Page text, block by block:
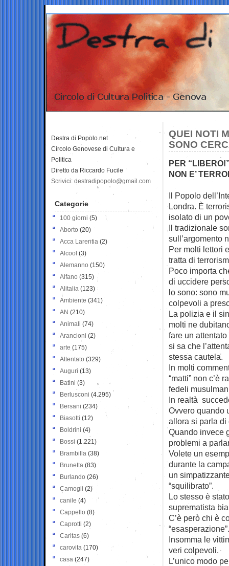
QUEI NOTI
SONO
PER
NON E’
Il Popolo
Londra. È
isolato di un
Il tradizionale
sull’argomento
Per molti lettori
tratta di
Poco importa
di uccidere
lo sono: sono
colpevoli a
La polizia e il
molti ne
fare un
si sa che
stessa cautela.
In molti
“matti” non c’è
fedeli
In realtà
Ovvero quando
allora si parla di
Quando invece
problemi a
Volete un
durante la
un
“squilibrato”.
Lo stesso è
suprematista
C’è però chi è
Insomma le
veri colpevoli.
L’unico modo
Destra di Popolo.net
Circolo Genovese di Cultura e
Politica
Diretto da Riccardo Fucile
Scrivici: destradipopolo@gmail.com
Categorie
100 giorni (5)
Aborto (20)
Acca Larentia (2)
Alcool (3)
Alemanno (150)
Alfano (315)
Alitalia (123)
Ambiente (341)
AN (210)
Animali (74)
Arancioni (2)
arte (175)
Attentato (329)
Auguri (13)
Batini (3)
Berlusconi (4.295)
Bersani (234)
Biasotti (12)
Boldrini (4)
Bossi (1.221)
Brambilla (38)
Brunetta (83)
Burlando (26)
Camogli (2)
canile (4)
Cappello (8)
Caprotti (2)
Caritas (6)
carovita (170)
casa (247)